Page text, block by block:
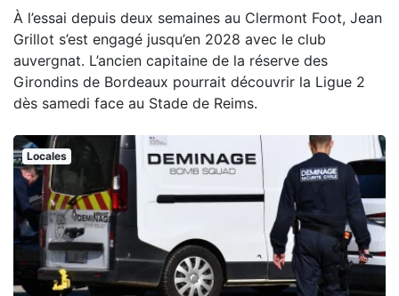
À l’essai depuis deux semaines au Clermont Foot, Jean
Grillot s’est engagé jusqu’en 2028 avec le club
auvergnat. L’ancien capitaine de la réserve des
Girondins de Bordeaux pourrait découvrir la Ligue 2
dès samedi face au Stade de Reims.
Locales